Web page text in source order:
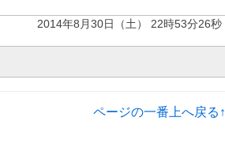
2014年8月30日（土） 22時53分26秒
ページの一番上へ戻る↑